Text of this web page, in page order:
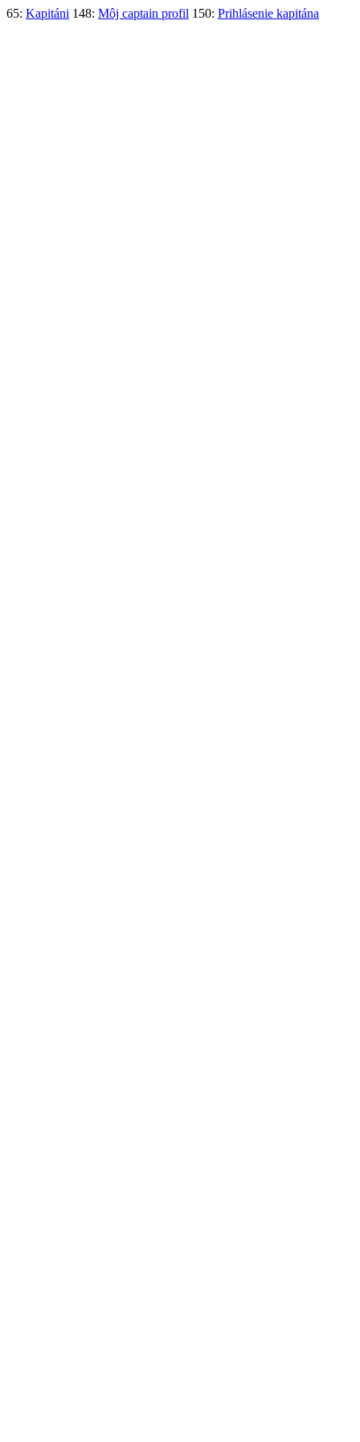
65: Kapitáni 148: Môj captain profil 150: Prihlásenie kapitána